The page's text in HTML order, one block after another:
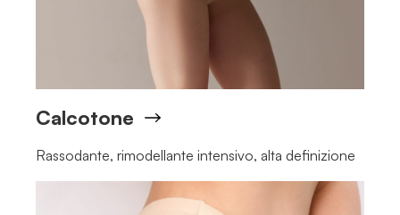
Calcotone
Rassodante, rimodellante intensivo, alta definizione